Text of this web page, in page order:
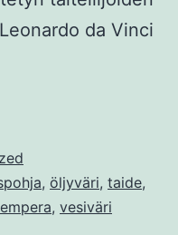
da Vinci
, öljyväri, taide,
, vesiväri